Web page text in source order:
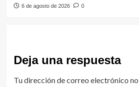
6 de agosto de 2026 0
Deja una respuesta
Tu dirección de correo electrónico